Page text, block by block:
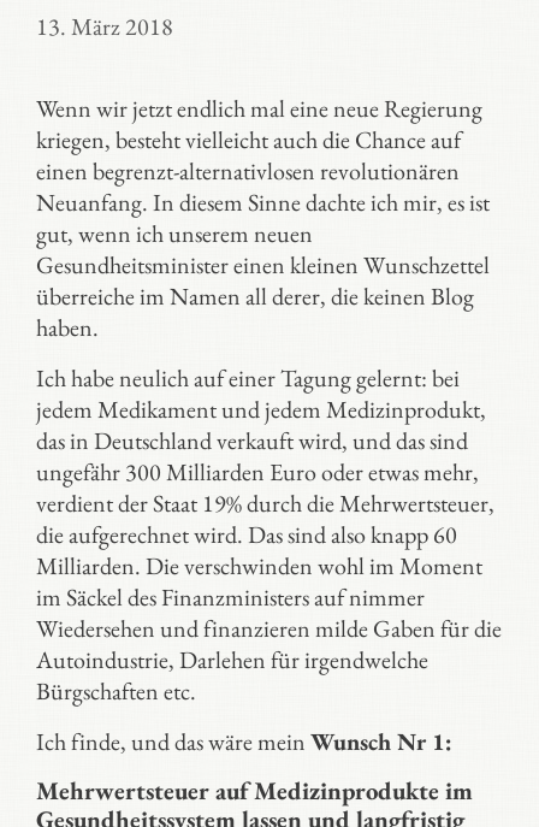
13. März 2018
Wenn wir jetzt endlich mal eine neue Regierung
kriegen, besteht vielleicht auch die Chance auf
einen begrenzt-alternativlosen revolutionären
Neuanfang. In diesem Sinne dachte ich mir, es ist
gut, wenn ich unserem neuen
Gesundheitsminister einen kleinen Wunschzettel
überreiche im Namen all derer, die keinen Blog
haben.
Ich habe neulich auf einer Tagung gelernt: bei
jedem Medikament und jedem Medizinprodukt,
das in Deutschland verkauft wird, und das sind
ungefähr 300 Milliarden Euro oder etwas mehr,
verdient der Staat 19% durch die Mehrwertsteuer,
die aufgerechnet wird. Das sind also knapp 60
Milliarden. Die verschwinden wohl im Moment
im Säckel des Finanzministers auf nimmer
Wiedersehen und finanzieren milde Gaben für die
Autoindustrie, Darlehen für irgendwelche
Bürgschaften etc.
Ich finde, und das wäre meinWunsch Nr 1:
Mehrwertsteuer auf Medizinprodukte im
Gesundheitssystem lassen und langfristig